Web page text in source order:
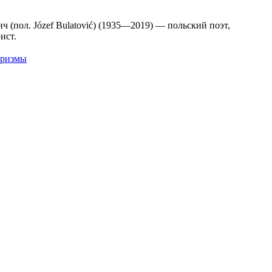
(пол. Józef Bulatović) (1935—2019) — польский поэт,